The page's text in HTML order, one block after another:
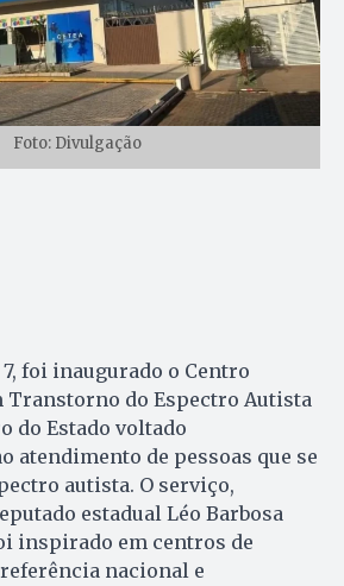
Foto: Divulgação
foi inaugurado o Centro
Transtorno do Espectro Autista
do Estado voltado
atendimento de pessoas que se
autista. O serviço,
estadual Léo Barbosa
inspirado em centros de
nacional e